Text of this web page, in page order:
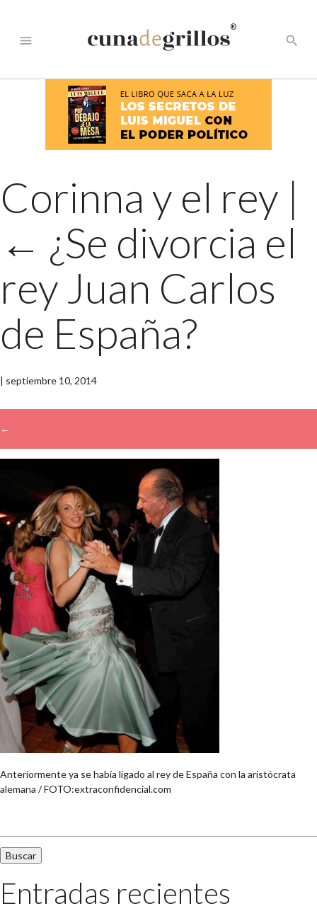
menu
®
search
Corinna y el rey |
← ¿Se divorcia el
rey Juan Carlos
de España?
| septiembre 10, 2014
←
Anteriormente ya se había ligado al rey de España con la aristócrata
alemana / FOTO:extraconfidencial.com
Entradas recientes